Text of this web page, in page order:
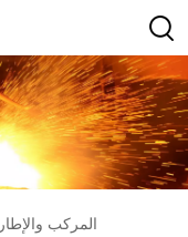
غطاء فتحة GRP FRP المركب والإطار